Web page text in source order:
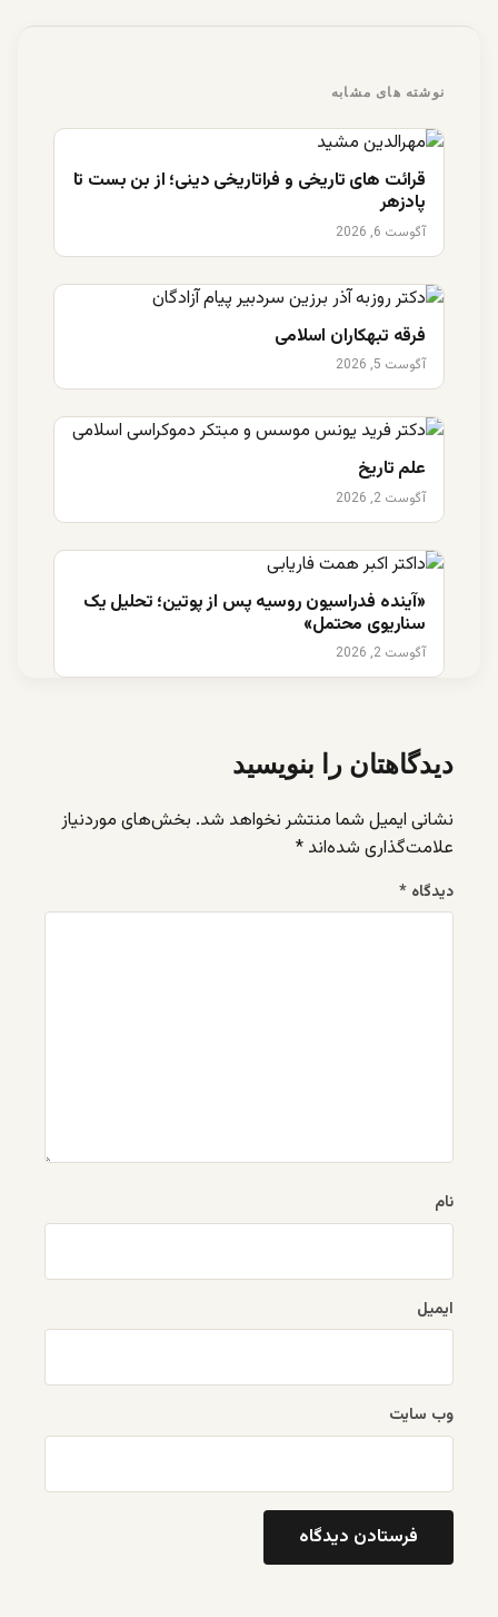
نوشته های مشابه
قرائت های تاریخی و فراتاریخی دینی؛ از بن بست تا
پادزهر
آگوست 6, 2026
فرقه تبهکاران اسلامی
آگوست 5, 2026
علم تاریخ
آگوست 2, 2026
«آینده فدراسیون روسیه پس از پوتین؛ تحلیل یک
سناریوی محتمل»
آگوست 2, 2026
دیدگاهتان را بنویسید
نشانی ایمیل شما منتشر نخواهد شد. بخش‌های موردنیاز
علامت‌گذاری شده‌اند *
دیدگاه *
نام
ایمیل
وب‌ سایت